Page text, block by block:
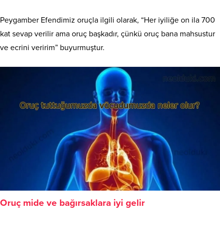
Peygamber Efendimiz oruçla ilgili olarak, “Her iyiliğe on ila 700
kat sevap verilir ama oruç başkadır, çünkü oruç bana mahsustur
ve ecrini veririm” buyurmuştur.
Oruç mide ve bağırsaklara iyi gelir